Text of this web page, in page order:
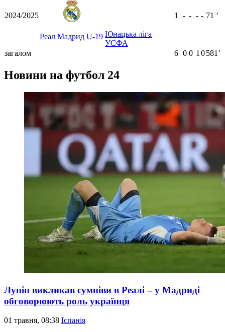
2024/2025
Реал Мадрид U-19 Юнацька ліга
УЄФА
1 - - - - 71 ʼ
загалом 6 0 0 1 0581ʼ
Новини на футбол 24
Лунін викликав сумніви в Реалі – у Мадриді
обговорюють роль українця
01 травня, 08:38 Іспанія